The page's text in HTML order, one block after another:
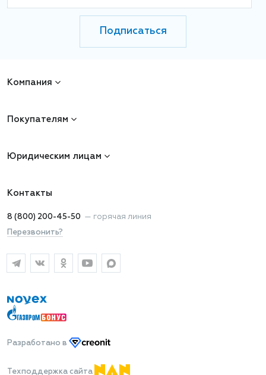
Подписаться
Компания
Покупателям
Юридическим лицам
Контакты
8 (800) 200-45-50 — горячая линия
Перезвонить?
Разработано в
Техподдержка сайта